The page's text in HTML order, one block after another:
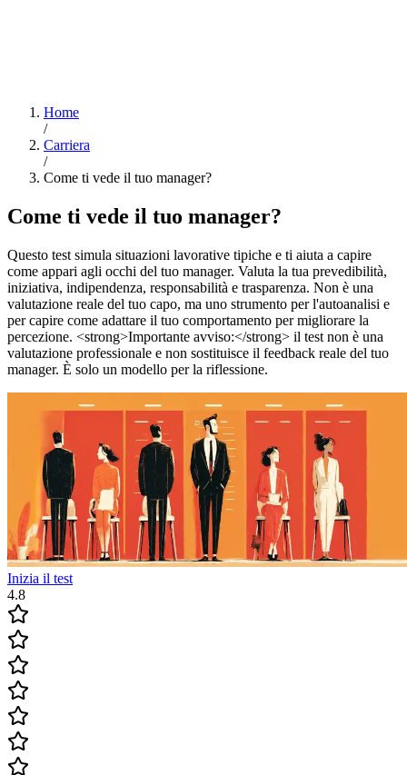
Home
/
Carriera
/
Come ti vede il tuo manager?
Come ti vede il tuo manager?
Questo test simula situazioni lavorative tipiche e ti aiuta a capire
come appari agli occhi del tuo manager. Valuta la tua prevedibilità,
iniziativa, indipendenza, responsabilità e trasparenza. Non è una
valutazione reale del tuo capo, ma uno strumento per l'autoanalisi e
per capire come adattare il tuo comportamento per migliorare la
percezione. <strong>Importante avviso:</strong> il test non è una
valutazione professionale e non sostituisce il feedback reale del tuo
manager. È solo un modello per la riflessione.
Inizia il test
4.8